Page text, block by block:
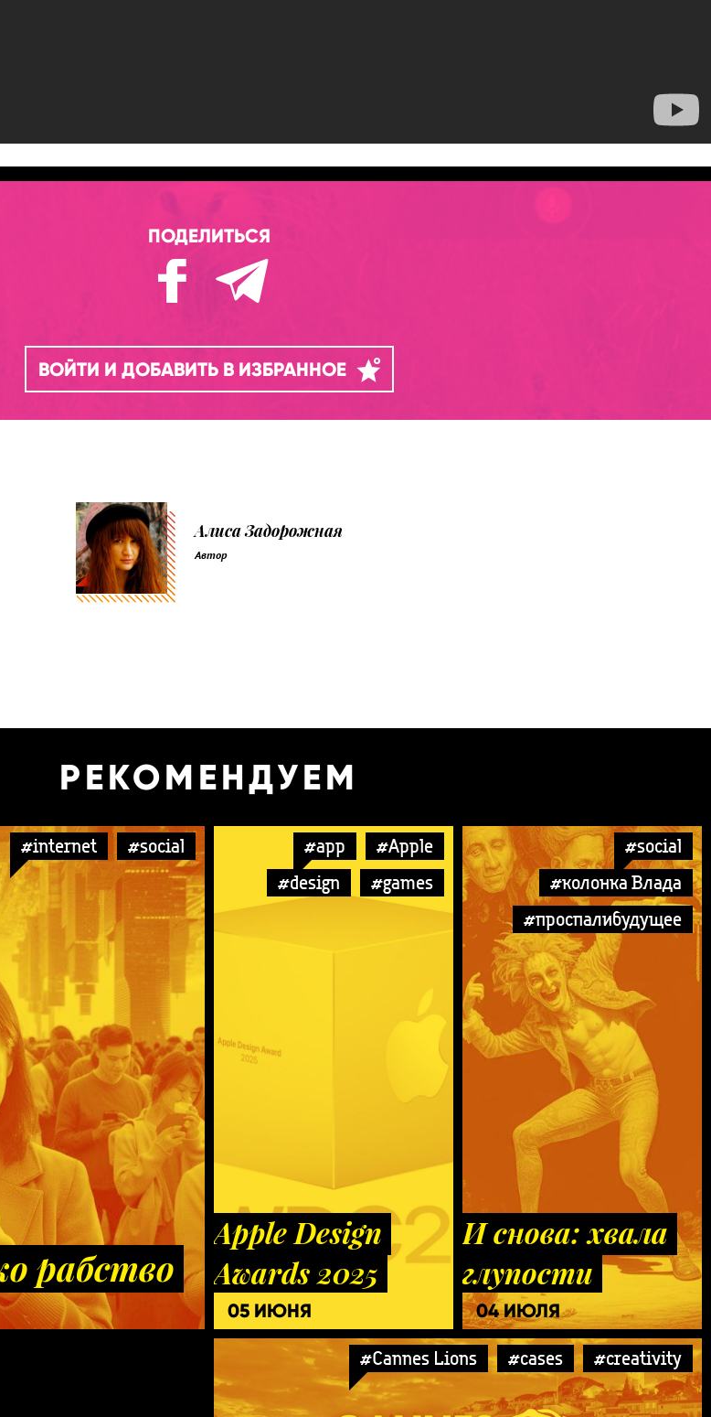
ПОДЕЛИТЬСЯ
ВОЙТИ И ДОБАВИТЬ В ИЗБРАННОЕ
Алиса Задорожная
Автор
РЕКОМЕНДУЕМ
#internet #social
рабство
#app
#Apple
#design
#games
Apple Design
Awards 2025
05 ИЮНЯ
#social
#колонка Влада
#проспалибудущее
И снова: хвала
глупости
04 ИЮЛЯ
#Cannes Lions #cases #creativity